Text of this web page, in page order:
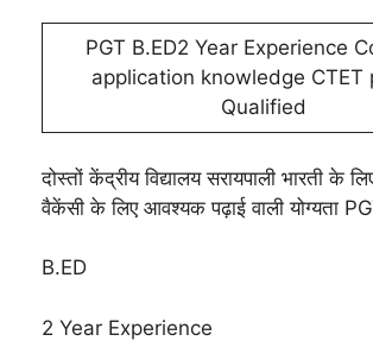
PGT B.ED2 Year Experience
application knowledge CTET
Qualified
दोस्तों केंद्रीय विद्यालय सरायपाली भारती के
वैकेंसी के लिए आवश्यक पढ़ाई वाली योग्यता
B.ED
2 Year Experience